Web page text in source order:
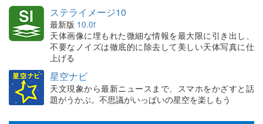
ステライメージ10
最新版 10.0f
天体画像に埋もれた微細な情報を最大限に引き出し、
不要なノイズは徹底的に除去して美しい天体写真に仕
上げる
星空ナビ
天文現象から最新ニュースまで、スマホをかざすと話
題がうかぶ。不思議がいっぱいの星空を楽しもう